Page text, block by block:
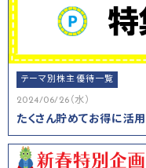
テーマ別株主優待一覧
2024/06/26（水）
たくさん貯めてお得に活用